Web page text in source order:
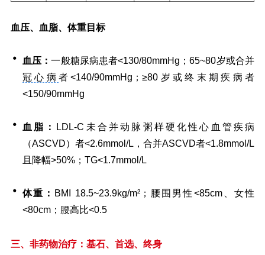
血压、血脂、体重目标
血压：一般糖尿病患者<130/80mmHg；65~80岁或合并
冠心病 者<140/90mmHg；≥80岁或终末期疾病者
<150/90mmHg
血脂：
LDL-C未合并动脉粥样硬化性心血管疾病
（ASCVD）者<2.6mmol/L，合并ASCVD者<1.8mmol/L
且降幅>50%；TG<1.7mmol/L
体重： BMI 18.5~23.9kg/m²；腰围男性<85cm、女性
<80cm；腰高比<0.5
三、非药物治疗：基石、首选、终身